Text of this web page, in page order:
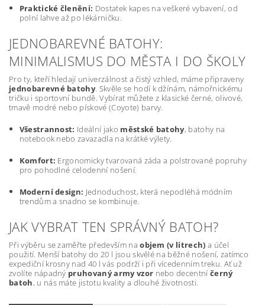
Praktické členění: Dostatek kapes na veškeré vybavení, od
polní lahve až po lékárničku.
JEDNOBAREVNÉ BATOHY:
MINIMALISMUS DO MĚSTA I DO ŠKOLY
Pro ty, kteří hledají univerzálnost a čistý vzhled, máme připraveny
jednobarevné batohy. Skvěle se hodí k džínám, námořnickému
tričku i sportovní bundě. Vybírat můžete z klasické černé, olivové,
tmavě modré nebo pískové (Coyote) barvy.
Všestrannost: Ideální jako městské batohy, batohy na
notebook nebo zavazadla na krátké výlety.
Komfort: Ergonomicky tvarovaná záda a polstrované popruhy
pro pohodlné celodenní nošení.
Moderní design: Jednoduchost, která nepodléhá módním
trendům a snadno se kombinuje.
JAK VYBRAT TEN SPRÁVNÝ BATOH?
Při výběru se zaměřte především naobjem (v litrech) a účel
použití. Menší batohy do 20 l jsou skvělé na běžné nošení, zatímco
expediční krosny nad 40 l vás podrží i při vícedenním treku. Ať už
zvolíte nápadný pruhovaný army vzor nebo decentníčerný
batoh, u nás máte jistotu kvality a dlouhé životnosti.